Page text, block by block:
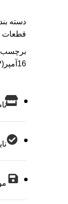
دسته
قطعات
برچسب
16آمپر(TSA45P)